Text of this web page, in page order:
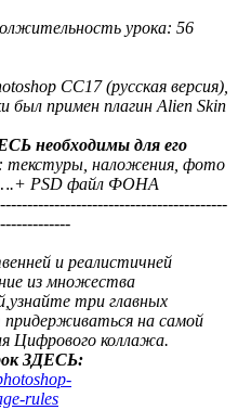
урока: 56
СС17 (русская версия),
примен плагин Alien Skin
необходимы для его
наложения, фото
PSD файл ФОНА
и реалистичней
из множества
три главных
на самой
Цифрового коллажа.
ЗДЕСЬ:
rules